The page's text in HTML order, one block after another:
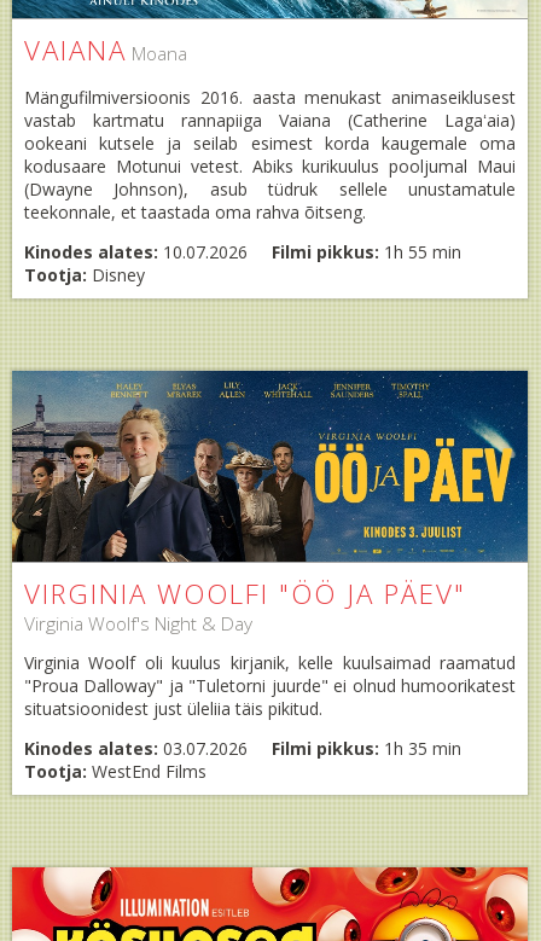
VAIANA Moana
Mängufilmiversioonis 2016. aasta menukast animaseiklusest
vastab kartmatu rannapiiga Vaiana (Catherine Lagaʻaia)
ookeani kutsele ja seilab esimest korda kaugemale oma
kodusaare Motunui vetest. Abiks kurikuulus pooljumal Maui
(Dwayne Johnson), asub tüdruk sellele unustamatule
teekonnale, et taastada oma rahva õitseng.
Kinodes alates: 10.07.2026 Filmi pikkus: 1h 55 min
Tootja: Disney
VIRGINIA WOOLFI "ÖÖ JA PÄEV"
Virginia Woolf's Night & Day
Virginia Woolf oli kuulus kirjanik, kelle kuulsaimad raamatud
"Proua Dalloway" ja "Tuletorni juurde" ei olnud humoorikatest
situatsioonidest just üleliia täis pikitud.
Kinodes alates: 03.07.2026 Filmi pikkus: 1h 35 min
Tootja: WestEnd Films